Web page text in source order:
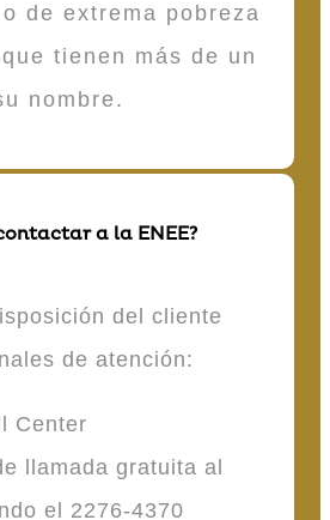
de extrema pobreza
tienen más de un
nombre.
a la ENEE?
del cliente
de atención:
Center
llamada gratuita al
el 2276-4370